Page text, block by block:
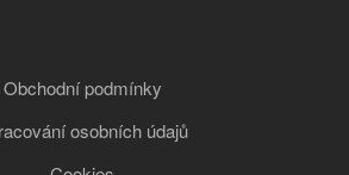
Obchodní podmínky
osobních údajů